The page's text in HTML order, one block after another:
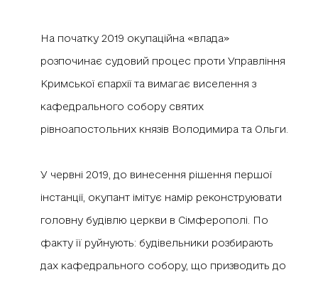
На початку 2019 окупаційна «влада»
розпочинає судовий процес проти Управління
Кримської єпархії та вимагає виселення з
кафедрального собору святих
рівноапостольних князів Володимира та Ольги.
У червні 2019, до винесення рішення першої
інстанції, окупант імітує намір реконструювати
головну будівлю церкви в Сімферополі. По
факту її руйнують: будівельники розбирають
дах кафедрального собору, що призводить до